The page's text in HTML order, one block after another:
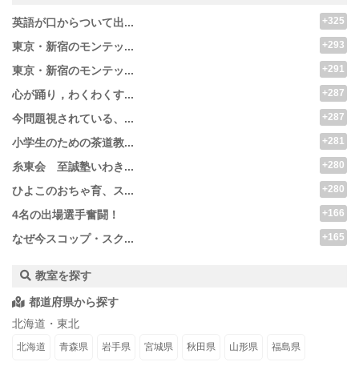
英語が口からついて出... +325
東京・新宿のモンテッ... +293
東京・新宿のモンテッ... +291
心が踊り，わくわくす... +287
今問題視されている、... +287
小学生のための茶道教... +281
糸東会 至誠塾いわき... +280
ひよこのおちゃ育、ス... +280
4名の出場選手奮闘！ +166
なぜ今スコップ・スク... +165
教室を探す
都道府県から探す
北海道・東北
北海道 青森県 岩手県 宮城県 秋田県 山形県 福島県